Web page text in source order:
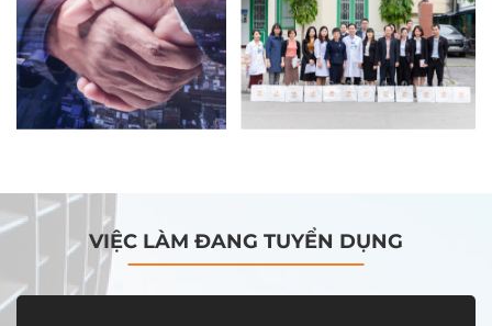
VIỆC LÀM ĐANG TUYỂN DỤNG